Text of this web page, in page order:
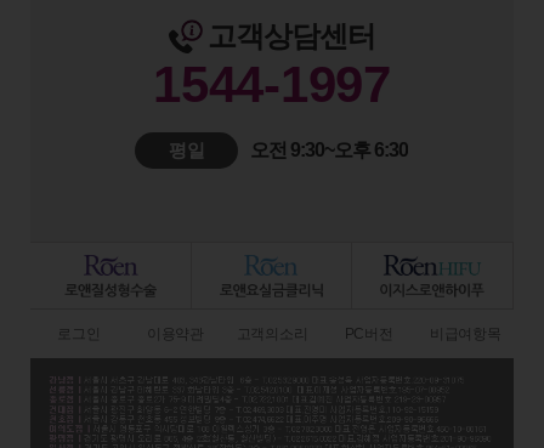
고객상담센터
1544-1997
평일 오전 9:30~오후 6:30
로그인 이용약관 고객의소리 PC버전 비급여항목